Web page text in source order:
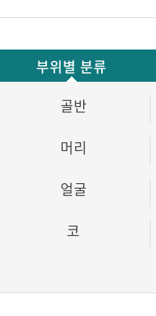
부위별 분류
골반
머리
얼굴
코